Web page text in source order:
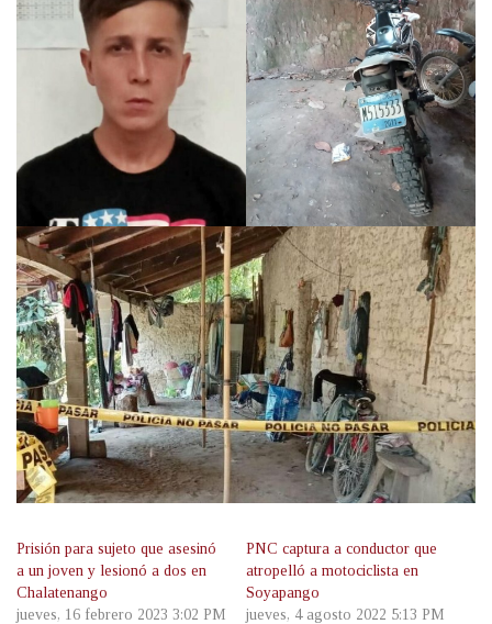
Prisión para sujeto que asesinó
a un joven y lesionó a dos en
Chalatenango
jueves, 16 febrero 2023 3:02 PM
PNC captura a conductor que
atropelló a motociclista en
Soyapango
jueves, 4 agosto 2022 5:13 PM